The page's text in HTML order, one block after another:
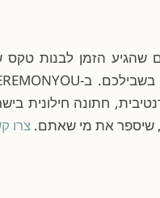
שהגיע הזמן לבנות טקס
חתונה חילונית
שיספר את מי שאתם.צרו